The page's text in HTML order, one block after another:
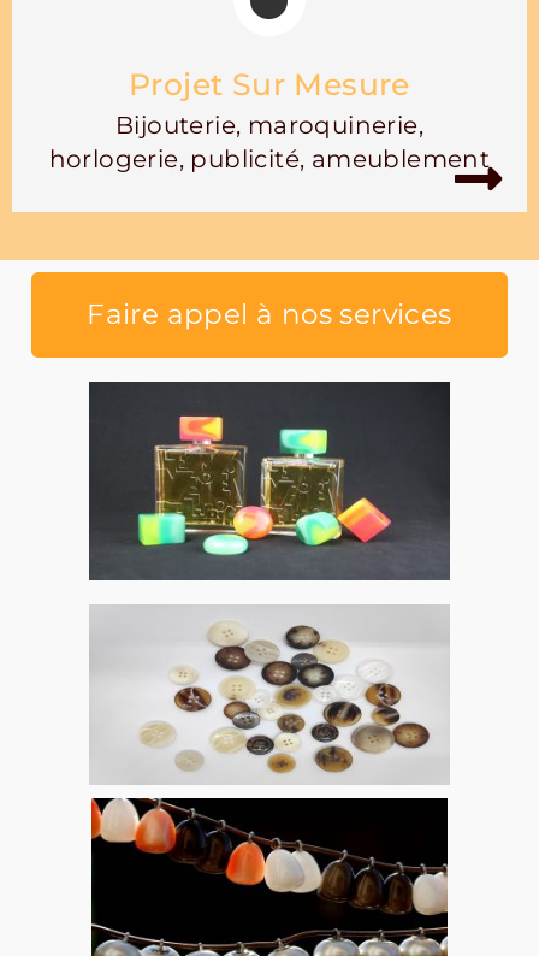
Projet Sur Mesure
Bijouterie, maroquinerie,
horlogerie, publicité, ameublement
Faire appel à nos services